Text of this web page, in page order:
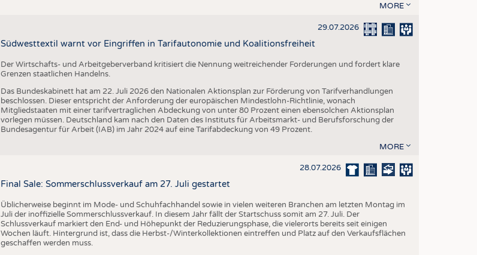
MORE
29.07.2026
Südwesttextil warnt vor Eingriffen in Tarifautonomie und Koalitionsfreiheit
Der Wirtschafts- und Arbeitgeberverband kritisiert die Nennung weitreichender Forderungen und fordert klare
Grenzen staatlichen Handelns.
Das Bundeskabinett hat am 22. Juli 2026 den Nationalen Aktionsplan zur Förderung von Tarifverhandlungen
beschlossen. Dieser entspricht der Anforderung der europäischen Mindestlohn-Richtlinie, wonach
Mitgliedstaaten mit einer tarifvertraglichen Abdeckung von unter 80 Prozent einen ebensolchen Aktionsplan
vorlegen müssen. Deutschland kam nach den Daten des Instituts für Arbeitsmarkt- und Berufsforschung der
Bundesagentur für Arbeit (IAB) im Jahr 2024 auf eine Tarifabdeckung von 49 Prozent.
MORE
28.07.2026
Final Sale: Sommerschlussverkauf am 27. Juli gestartet
Üblicherweise beginnt im Mode- und Schuhfachhandel sowie in vielen weiteren Branchen am letzten Montag im
Juli der inoffizielle Sommerschlussverkauf. In diesem Jahr fällt der Startschuss somit am 27. Juli. Der
Schlussverkauf markiert den End- und Höhepunkt der Reduzierungsphase, die vielerorts bereits seit einigen
Wochen läuft. Hintergrund ist, dass die Herbst-/Winterkollektionen eintreffen und Platz auf den Verkaufsflächen
geschaffen werden muss.